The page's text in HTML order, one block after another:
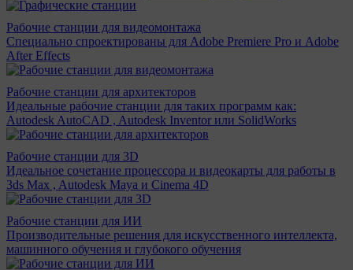
Рабочие станции для видеомонтажа
Специально спроектированы для Adobe Premiere Pro и Adobe
After Effects
Рабочие станции для архитекторов
Идеальные рабочие станции для таких программ как:
Autodesk AutoCAD , Autodesk Inventor или SolidWorks
Рабочие станции для 3D
Идеальное сочетание процессора и видеокарты для работы в
3ds Max , Autodesk Maya и Cinema 4D
Рабочие станции для ИИ
Производительные решения для искусственного интеллекта,
машинного обучения и глубокого обучения